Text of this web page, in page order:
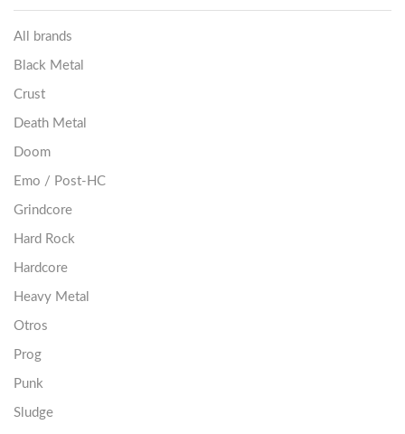
All brands
Black Metal
Crust
Death Metal
Doom
Emo / Post-HC
Grindcore
Hard Rock
Hardcore
Heavy Metal
Otros
Prog
Punk
Sludge